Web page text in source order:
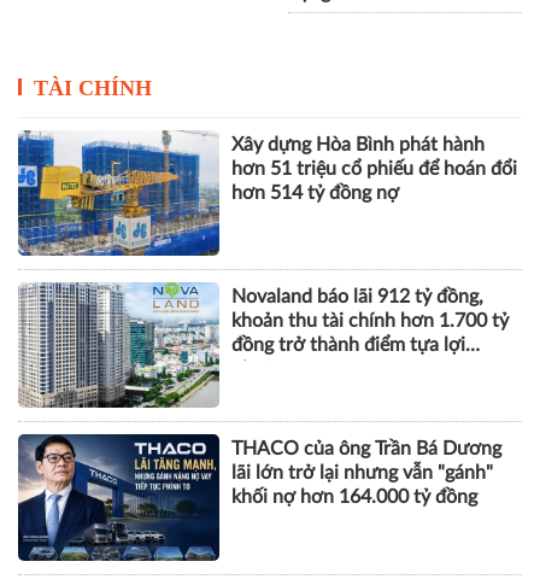
Quy chế làm việc của
một thế giới nhiều biến
động
TÀI CHÍNH
Xây dựng Hòa Bình phát hành
hơn 51 triệu cổ phiếu để hoán đổi
hơn 514 tỷ đồng nợ
Novaland báo lãi 912 tỷ đồng,
khoản thu tài chính hơn 1.700 tỷ
đồng trở thành điểm tựa lợi